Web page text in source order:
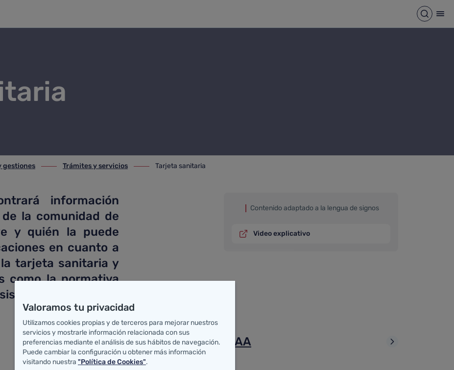
Abrir
gestiones
ir-a Trámites y servicios
Trámites y servicios
ir-a Tarjeta sanitaria
Tarjeta sanitaria
información
la comunidad de
y quién la puede
en cuanto a
tarjeta sanitaria y
como la normativa
sanitaria.
Contenido adaptado a la lengua de signos
Video explicativo
Tarjeta sanitaria AA
Valoramos tu privacidad
Utilizamos cookies propias y de terceros para mejorar nuestros
servicios y mostrarle información relacionada con sus
preferencias mediante el análisis de sus hábitos de navegación.
Puede cambiar la configuración u obtener más información
visitando nuestra "Política de Cookies".